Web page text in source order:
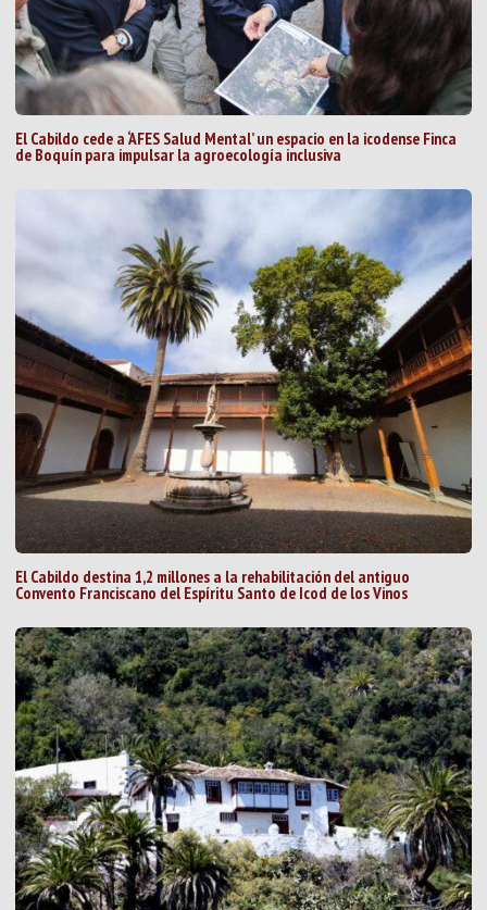
El Cabildo cede a ‘AFES Salud Mental’ un espacio en la icodense Finca
de Boquín para impulsar la agroecología inclusiva
El Cabildo destina 1,2 millones a la rehabilitación del antiguo
Convento Franciscano del Espíritu Santo de Icod de los Vinos